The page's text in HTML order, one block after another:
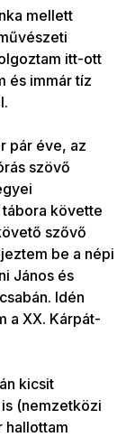
mellett
itt-ott
és immár tíz
pár éve, az
szövő
követte
szővő
be a népi
János és
Idén
a XX. Kárpát-
kicsit
(nemzetközi
hallottam